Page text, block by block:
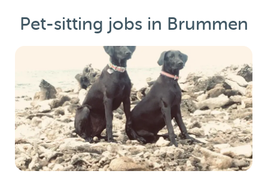
Pet-sitting jobs in Brummen